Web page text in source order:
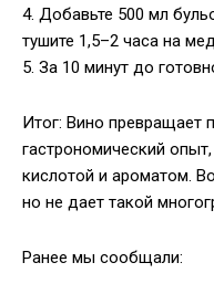
4. Добавьте 500 мл
тушите 1,5–2 часа на
5. За 10 минут до
Итог: Вино превращает
гастрономический
кислотой и ароматом.
но не дает такой
Ранее мы сообщали: